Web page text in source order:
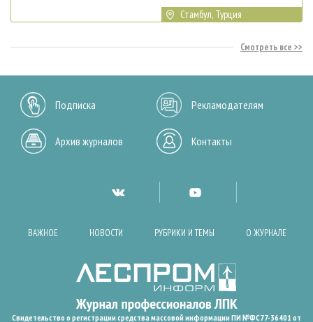
Стамбул, Турция
Смотреть все
Подписка Рекламодателям
Архив журналов Контакты
ВАЖНОЕ НОВОСТИ РУБРИКИ И ТЕМЫ О ЖУРНАЛЕ
Свидетельство о регистрации средства массовой информации ПИ №ФС77-36401 от